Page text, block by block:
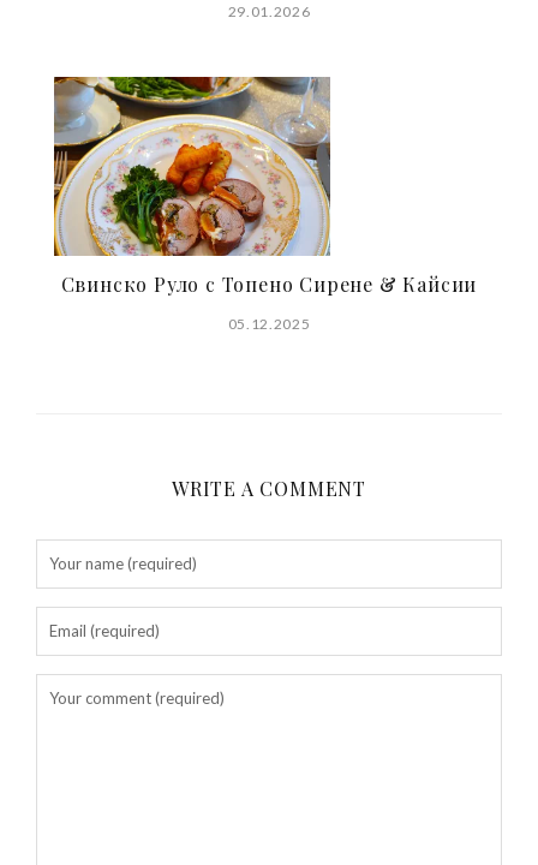
29.01.2026
Свинско Руло с Топено Сирене & Кайсии
05.12.2025
WRITE A COMMENT